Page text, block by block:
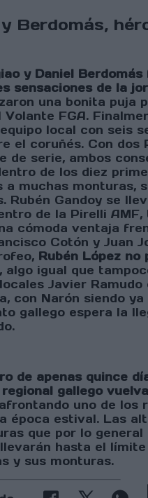
Berdomás,
y Daniel
sensaciones de la
una bonita puja
Volante FGA.
local con seis
el coruñés. Con dos
de serie, ambos
de los diez
a muchas monturas,
Rubén Gandoy se
de la Pirelli AMF,
cómoda ventaja
Cotón y Juan
Rubén López no
, algo igual que
Javier Ramudo
con Narón siendo
gallego espera la
de apenas quince
gallego
uno de los
época estival. Las
que por lo general
hasta el
y sus monturas.